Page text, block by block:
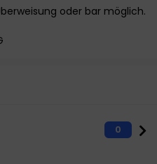
oder bar möglich.
0